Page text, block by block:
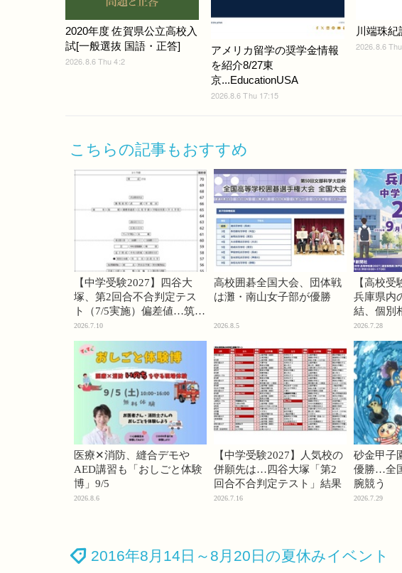
2020年度 佐賀県公立高校入
試[一般選抜 国語・正答]
2026.8.6 Thu 4:2
アメリカ留学の奨学金情報
を紹介8/27東
京...EducationUSA
2026.8.6 Thu 17:15
川端珠
2026.8.6
こちらの記事もおすすめ
【中学受験2027】四谷大
塚、第2回合不合判定テス
ト（7/5実施）偏差値…筑駒
74・桜蔭70＜PR＞
2026.7.10
高校囲碁全国大会、団体戦
は灘・南山女子部が優勝
2026.8.5
【高校受
兵庫県内
結、個別
2026.7.28
医療✕消防、縫合デモや
AED講習も「おしごと体験
博」9/5
2026.8.6
【中学受験2027】人気校の
併願先は…四谷大塚「第2
回合不合判定テスト」結果
2026.7.16
砂金甲子
優勝…全
腕競う
2026.7.29
2016年8月14日～8月20日の夏休みイベント